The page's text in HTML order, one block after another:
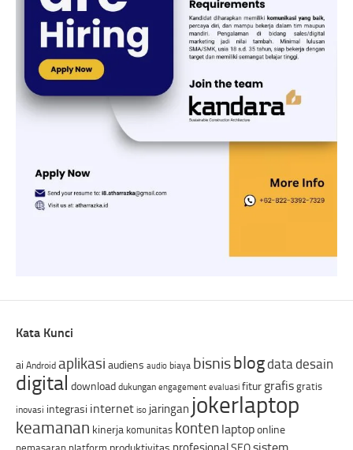
Kata Kunci
ai Android aplikasi audiens audio biaya bisnisblogdatadesain
digital download dukungan engagement evaluasi fitur grafis gratis
inovasi integrasi internet iso jaringan jokerlaptop
keamanan kinerja komunitas konten laptoponline